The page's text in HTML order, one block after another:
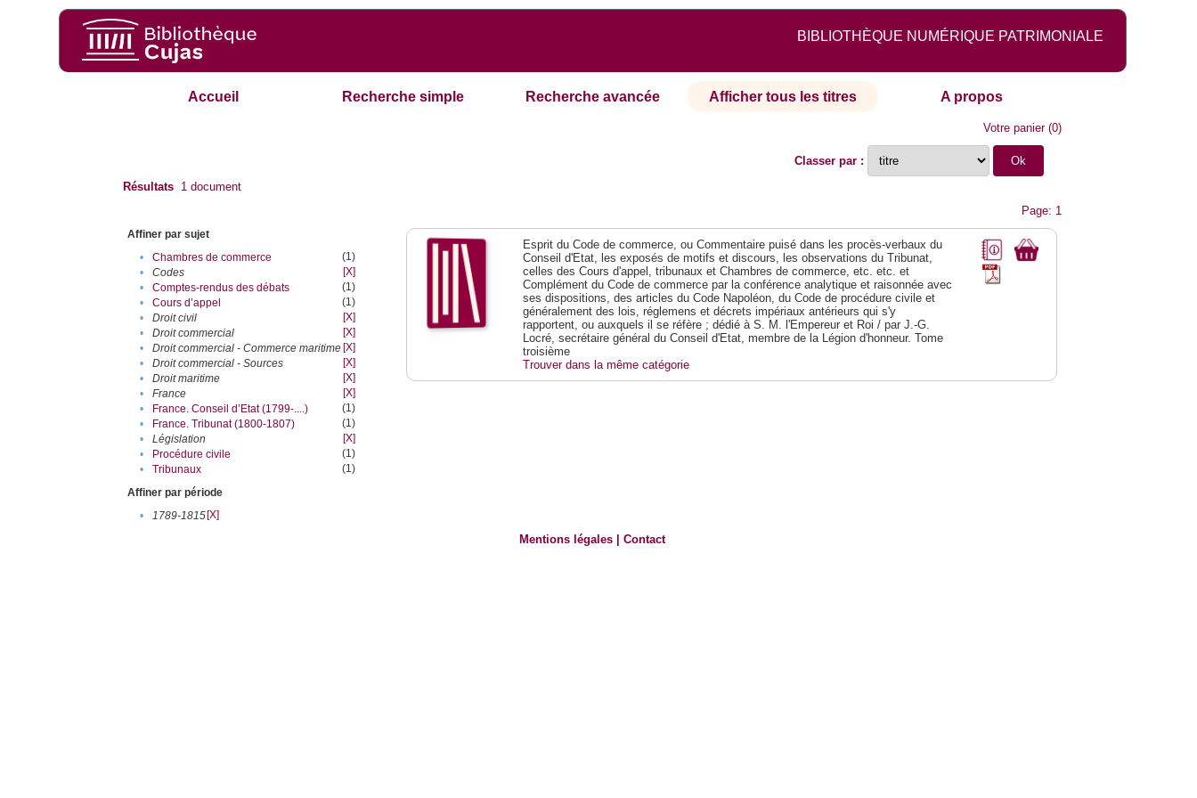
BIBLIOTHÈQUE NUMÉRIQUE PATRIMONIALE
Accueil Recherche simple Recherche avancée Afficher tous les titres A propos
Votre panier(0)
Classer par :
Résultats 1 document
Page: 1
Affiner par sujet
•
Chambres de commerce
(1)
•
Codes
[X]
•
Comptes-rendus des débats
(1)
•
Cours d’appel
(1)
•
Droit civil
[X]
•
Droit commercial
[X]
•
Droit commercial - Commerce maritime [X]
•
Droit commercial - Sources
[X]
•
Droit maritime
[X]
•
France
[X]
•
France. Conseil d’Etat (1799-....)
(1)
•
France. Tribunat (1800-1807)
(1)
•
Législation
[X]
•
Procédure civile
(1)
•
Tribunaux
(1)
Affiner par période
•
1789-1815[X]
Esprit du Code de commerce, ou Commentaire puisé dans les procès-verbaux du
Conseil d'Etat, les exposés de motifs et discours, les observations du Tribunat,
celles des Cours d'appel, tribunaux et Chambres de commerce, etc. etc. et
Complément du Code de commerce par la conférence analytique et raisonnée avec
ses dispositions, des articles du Code Napoléon, du Code de procédure civile et
généralement des lois, réglemens et décrets impériaux antérieurs qui s'y
rapportent, ou auxquels il se réfère ; dédié à S. M. l'Empereur et Roi / par J.-G.
Locré, secrétaire général du Conseil d'Etat, membre de la Légion d'honneur. Tome
troisième
Trouver dans la même catégorie
Mentions légales |Contact